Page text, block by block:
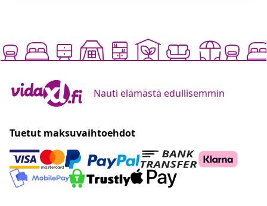
Nauti elämästä edullisemmin
Tuetut maksuvaihtoehdot